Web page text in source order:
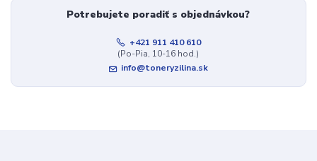
Potrebujete poradiť s objednávkou?
+421 911 410 610
(Po-Pia, 10-16 hod.)
info@toneryzilina.sk